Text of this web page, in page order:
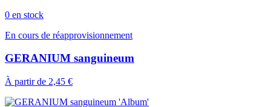
0 en stock
En cours de réapprovisionnement
GERANIUM sanguineum
À partir de 2,45 €